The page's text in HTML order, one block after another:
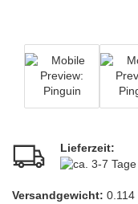
Lieferzeit:
Versandgewicht: 0.114